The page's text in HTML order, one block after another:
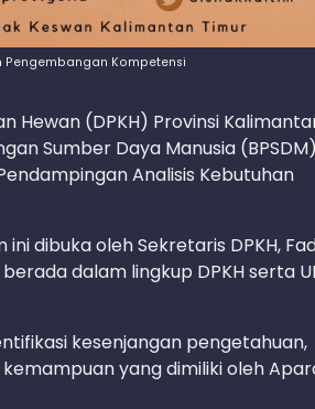
Pengembangan Kompetensi
Hewan (DPKH) Provinsi
Sumber Daya Manusia (BPSDM)
Analisis Kebutuhan
dibuka oleh Sekretaris DPKH,
berada dalam lingkup DPKH serta
kesenjangan pengetahuan,
yang dimiliki oleh